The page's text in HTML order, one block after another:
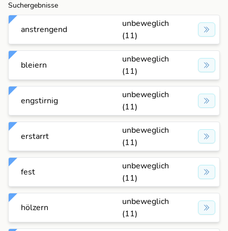
Suchergebnisse
anstrengend
unbeweglich
(11)
bleiern
unbeweglich
(11)
engstirnig
unbeweglich
(11)
erstarrt
unbeweglich
(11)
fest
unbeweglich
(11)
hölzern
unbeweglich
(11)